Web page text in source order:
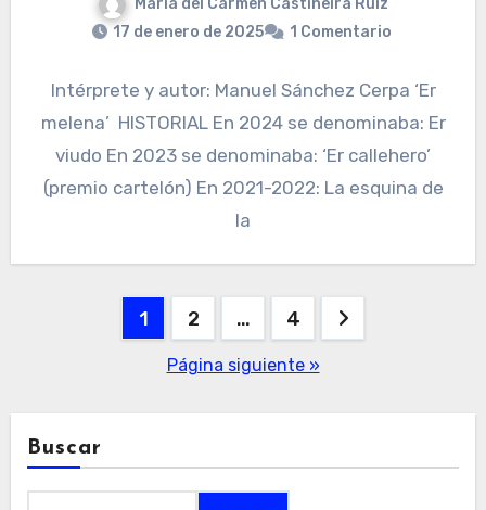
María del Carmen Castiñeira Ruiz
17 de enero de 2025
1 Comentario
Intérprete y autor: Manuel Sánchez Cerpa ‘Er
melena’ HISTORIAL En 2024 se denominaba: Er
viudo En 2023 se denominaba: ‘Er callehero’
(premio cartelón) En 2021-2022: La esquina de
la
Paginación
1 2 … 4
Página siguiente »
Buscar